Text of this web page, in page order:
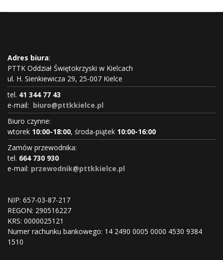
Adres biura:
PTTK Oddział Świętokrzyski w Kielcach
ul. H. Sienkiewicza 29, 25-007 Kielce
tel. 41 344 77 43
e-mail: biuro@pttkkielce.pl
Biuro czynne:
wtorek 10:00-18:00, środa-piątek 10:00-16:00
Zamów przewodnika:
tel. 664 730 930
e-mail: przewodnik@pttkkielce.pl
NIP: 657-03-87-217
REGON: 290516227
KRS: 0000025121
Numer rachunku bankowego: 14 2490 0005 0000 4530 9384
1510